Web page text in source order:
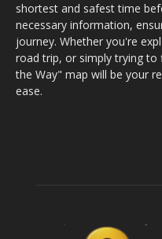
shortest and safest time
necessary information,
journey. Whether you're
road trip, or simply trying to
the Way" map will be your
ease.